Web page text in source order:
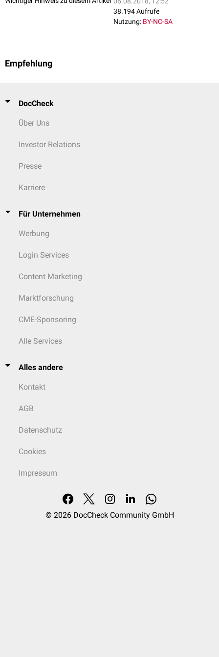
Pars laryngea pharyngis (Hypopharynx): Ist eine reine
38.194 Aufrufe
Nutzung: BY-NC-SA
Empfehlung
DocCheck
Über Uns
Investor Relations
Presse
Karriere
Für Unternehmen
Werbung
Login Services
Content Marketing
Marktforschung
CME-Sponsoring
Alle Services
Alles andere
Kontakt
AGB
Datenschutz
Cookies
Impressum
© 2026 DocCheck Community GmbH